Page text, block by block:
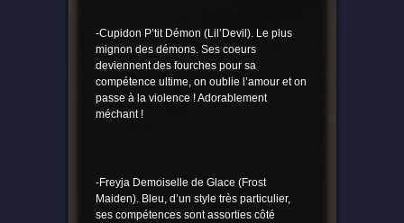
-Cupidon P’tit Démon (Lil’Devil). Le plus
mignon des démons. Ses coeurs
deviennent des fourches pour sa
compétence ultime, on oublie l’amour et on
passe à la violence ! Adorablement
méchant !
-Freyja Demoiselle de Glace (Frost
Maiden). Bleu, d’un style très particulier,
ses compétences sont assorties côté